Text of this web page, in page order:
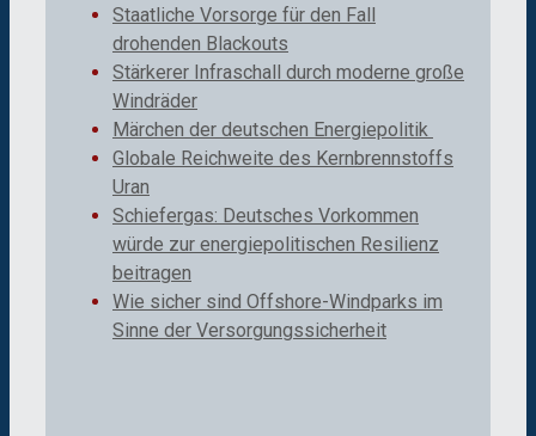
Staatliche Vorsorge für den Fall
drohenden Blackouts
Stärkerer Infraschall durch moderne große
Windräder
Märchen der deutschen Energiepolitik
Globale Reichweite des Kernbrennstoffs
Uran
Schiefergas: Deutsches Vorkommen
würde zur energiepolitischen Resilienz
beitragen
Wie sicher sind Offshore-Windparks im
Sinne der Versorgungssicherheit